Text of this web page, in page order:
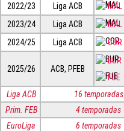
2022/23
Liga ACB MAL
2023/24
Liga ACB MAL
2024/25
Liga ACB COR
2025/26 ACB, PFEB
BUR
FUE
Liga ACB 16 temporadas
Prim. FEB
4 temporadas
EuroLiga
6 temporadas